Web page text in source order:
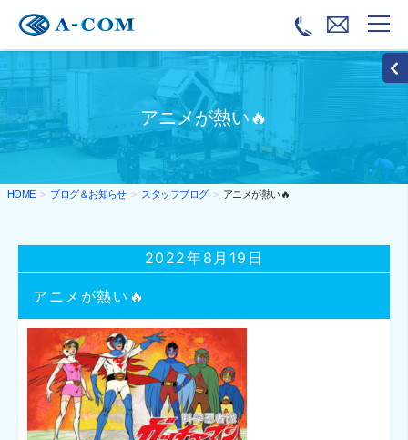
アニメが熱い🔥
HOME ブログ＆お知らせ スタッフブログ アニメが熱い🔥
アニメが熱い🔥
2022年8月19日